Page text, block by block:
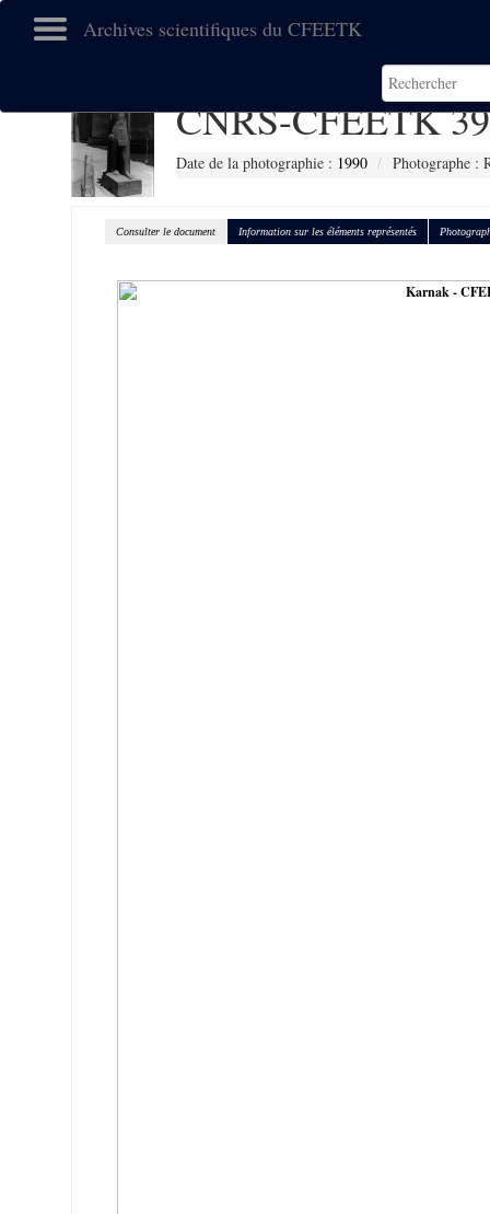
Archives scientifiques du CFEETK
CNRS-CFEETK
Date de la photographie : 1990 Photographe :
Consulter le document Information sur les éléments représentés